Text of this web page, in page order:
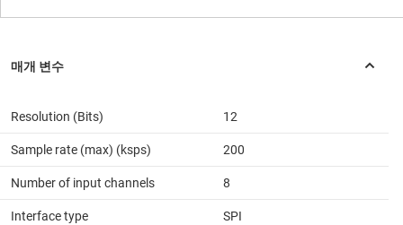
Resolution (Bits) 12
Sample rate (max) (ksps) 200
Number of input channels 8
Interface type SPI